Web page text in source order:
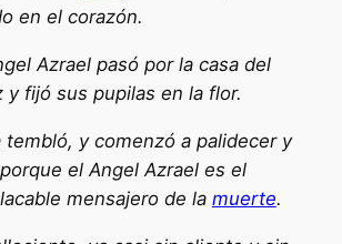
en el corazón.
Azrael pasó por la casa del
y fijó sus pupilas en la flor.
tembló, y comenzó a palidecer y
el Angel Azrael es el
mensajero de la muerte.